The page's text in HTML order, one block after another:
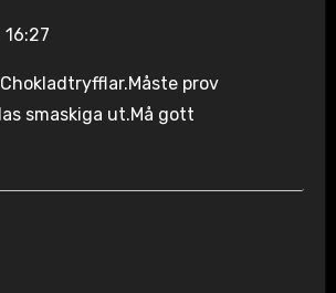
prov
smaskiga ut.Må gott